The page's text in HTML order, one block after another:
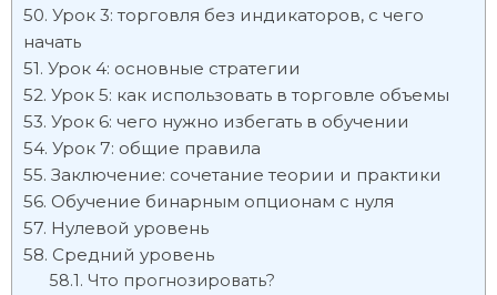
Урок 3: торговля без индикаторов, с чего
начать
Урок 4: основные стратегии
Урок 5: как использовать в торговле объемы
Урок 6: чего нужно избегать в обучении
Урок 7: общие правила
Заключение: сочетание теории и практики
Обучение бинарным опционам с нуля
Нулевой уровень
Средний уровень
Что прогнозировать?